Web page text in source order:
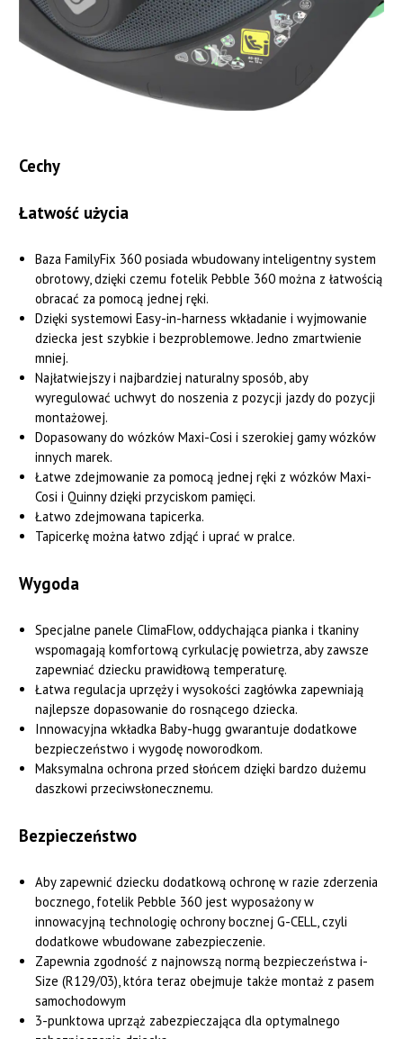
Cechy
Łatwość użycia
Baza FamilyFix 360 posiada wbudowany inteligentny system
obrotowy, dzięki czemu fotelik Pebble 360 można z łatwością
obracać za pomocą jednej ręki.
Dzięki systemowi Easy-in-harness wkładanie i wyjmowanie
dziecka jest szybkie i bezproblemowe. Jedno zmartwienie
mniej.
Najłatwiejszy i najbardziej naturalny sposób, aby
wyregulować uchwyt do noszenia z pozycji jazdy do pozycji
montażowej.
Dopasowany do wózków Maxi-Cosi i szerokiej gamy wózków
innych marek.
Łatwe zdejmowanie za pomocą jednej ręki z wózków Maxi-
Cosi i Quinny dzięki przyciskom pamięci.
Łatwo zdejmowana tapicerka.
Tapicerkę można łatwo zdjąć i uprać w pralce.
Wygoda
Specjalne panele ClimaFlow, oddychająca pianka i tkaniny
wspomagają komfortową cyrkulację powietrza, aby zawsze
zapewniać dziecku prawidłową temperaturę.
Łatwa regulacja uprzęży i wysokości zagłówka zapewniają
najlepsze dopasowanie do rosnącego dziecka.
Innowacyjna wkładka Baby-hugg gwarantuje dodatkowe
bezpieczeństwo i wygodę noworodkom.
Maksymalna ochrona przed słońcem dzięki bardzo dużemu
daszkowi przeciwsłonecznemu.
Bezpieczeństwo
Aby zapewnić dziecku dodatkową ochronę w razie zderzenia
bocznego, fotelik Pebble 360 jest wyposażony w
innowacyjną technologię ochrony bocznej G-CELL, czyli
dodatkowe wbudowane zabezpieczenie.
Zapewnia zgodność z najnowszą normą bezpieczeństwa i-
Size (R129/03), która teraz obejmuje także montaż z pasem
samochodowym
3-punktowa uprząż zabezpieczająca dla optymalnego